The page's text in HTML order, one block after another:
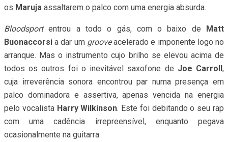
os Maruja assaltarem o palco com uma energia absurda.
Bloodsportentrou a todo o gás, com o baixo de Matt
Buonaccorsi a dar um grooveacelerado e imponente logo no
arranque. Mas o instrumento cujo brilho se elevou acima de
todos os outros foi o inevitável saxofone de Joe Carroll,
cuja irreverência sonora encontrou par numa presença em
palco dominadora e assertiva, apenas vencida na energia
pelo vocalista Harry Wilkinson. Este foi debitando o seu rap
com uma cadência irrepreensível, enquanto pegava
ocasionalmente na guitarra.